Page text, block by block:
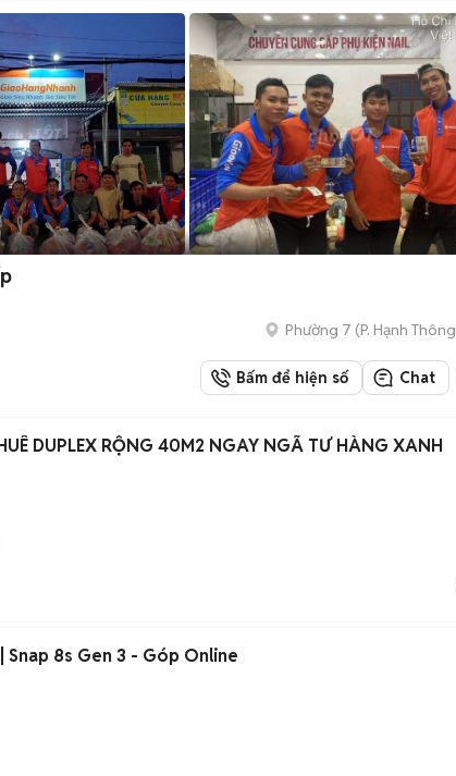
Phường 7 (P. Hạnh Thông
Bấm để hiện số Chat
DUPLEX RỘNG 40M2 NGAY NGÃ TƯ HÀNG XANH
8s Gen 3 - Góp Online